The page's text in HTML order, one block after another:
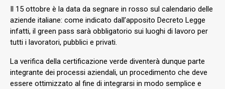
Il 15 ottobre è la data da segnare in rosso sul calendario delle
aziende italiane: come indicato dall’apposito Decreto Legge
infatti, il green pass sarà obbligatorio sui luoghi di lavoro per
tutti i lavoratori, pubblici e privati.
La verifica della certificazione verde diventerà dunque parte
integrante dei processi aziendali, un procedimento che deve
essere ottimizzato al fine di integrarsi in modo semplice e